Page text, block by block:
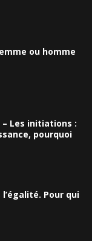
ou homme
– Les initiations :
pourquoi
Pour qui